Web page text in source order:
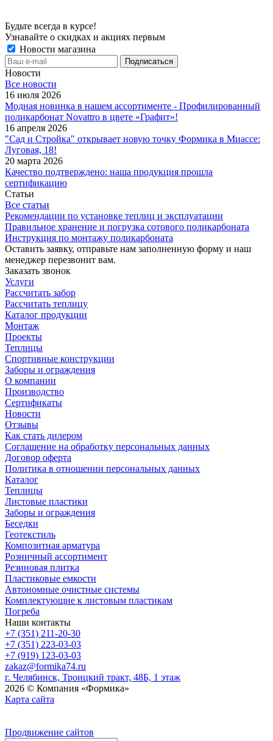
Будьте всегда в курсе!
Узнавайте о скидках и акциях первым
Новости магазина
Новости
Все новости
16 июля 2026
Модная новинка в нашем ассортименте - Профилированный
поликарбонат Novattro в цвете «Графит»!
16 апреля 2026
"Сад и Стройка" открывает новую точку Формика в Миассе:
Луговая, 18!
20 марта 2026
Качество подтверждено: наша продукция прошла
сертификацию
Статьи
Все статьи
Рекомендации по установке теплиц и эксплуатации
Правильное хранение и погрузка сотового поликарбоната
Инструкция по монтажу поликарбоната
Оставить заявку, отправьте нам заполненную форму и наш
менеджер перезвонит вам.
Заказать звонок
Услуги
Рассчитать забор
Рассчитать теплицу
Каталог продукции
Монтаж
Проекты
Теплицы
Спортивные конструкции
Заборы и ограждения
О компании
Производство
Сертификаты
Новости
Отзывы
Как стать дилером
Соглашение на обработку персональных данных
Договор оферта
Политика в отношении персональных данных
Каталог
Теплицы
Листовые пластики
Заборы и ограждения
Беседки
Геотекстиль
Композитная арматура
Розничный ассортимент
Резиновая плитка
Пластиковые емкости
Автономные очистные системы
Комплектующие к листовым пластикам
Погреба
Наши контакты
+7 (351) 211-20-30
+7 (351) 223-03-03
+7 (919) 123-03-03
zakaz@formika74.ru
г. Челябинск, Троицкий тракт, 48Б, 1 этаж
2026 © Компания «Формика»
Карта сайта
Продвижение сайтов